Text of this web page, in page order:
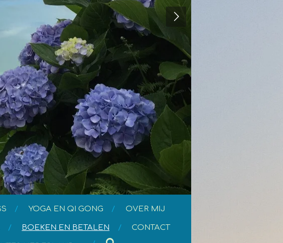
YOGA EN QI GONG OVER MIJ
BOEKEN EN BETALEN CONTACT